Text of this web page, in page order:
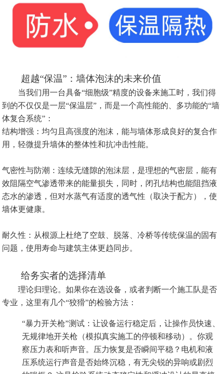
超越“保温”：墙体泡沫的未来价值
当我们用一台具备“细胞级”精度的设备来施工时，我们得
到的不仅仅是一层“保温层”，而是一个高性能的、多功能的“墙
体复合系统”：
结构增强：均匀且高强度的泡沫，能与墙体形成良好的复合作
用，轻微提升墙体的整体性和抗冲击性能。
气密性与防潮：连续无缝隙的泡沫层，是理想的气密层，能有
效阻隔空气渗透带来的能量损失，同时，闭孔结构也能阻挡液
态水的渗透，但对水蒸气有适度的透气性（取决于配方），使
墙体更健康。
耐久性：从根源上杜绝了空鼓、脱落、冷桥等传统保温的固有
问题，使用寿命与建筑主体更趋同步。
给务实者的选择清单
理论归理论。如果你在选设备，或者判断一个施工队是否
专业，这里有几个“狡猾”的检验方法：
“暴力开关枪”测试：让设备运行稳定后，让操作员快速、
无规律地开关枪（模拟真实施工的停顿和移动）。你观
察压力表和听声音。压力恢复是否瞬间平稳？电机和液
压系统运行声音是否始终沉稳，有无尖锐的异响或剧烈